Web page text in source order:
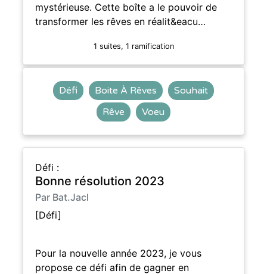
mystérieuse. Cette boîte a le pouvoir de
transformer les rêves en réalit&eacu…
1 suites, 1 ramification
Défi Boite À Rêves
Souhait
Rêve
Voeu
Défi :
Bonne résolution 2023
Par Bat.Jacl
[Défi]
Pour la nouvelle année 2023, je vous
propose ce défi afin de gagner en